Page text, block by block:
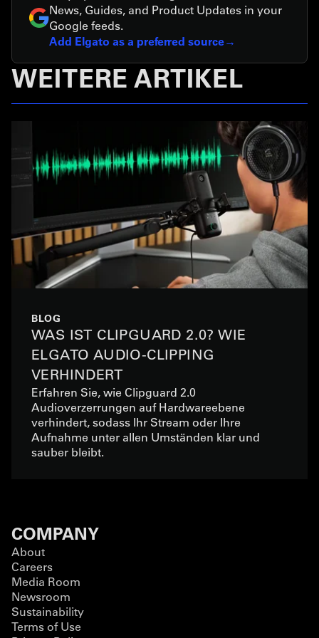
News, Guides, and Product Updates in your
Google feeds.
Add Elgato as a preferred source
WEITERE ARTIKEL
BLOG
WAS IST CLIPGUARD 2.0? WIE
ELGATO AUDIO-CLIPPING
VERHINDERT
Erfahren Sie, wie Clipguard 2.0
Audioverzerrungen auf Hardwareebene
verhindert, sodass Ihr Stream oder Ihre
Aufnahme unter allen Umständen klar und
sauber bleibt.
COMPANY
About
Careers
Media Room
Newsroom
Sustainability
Terms of Use